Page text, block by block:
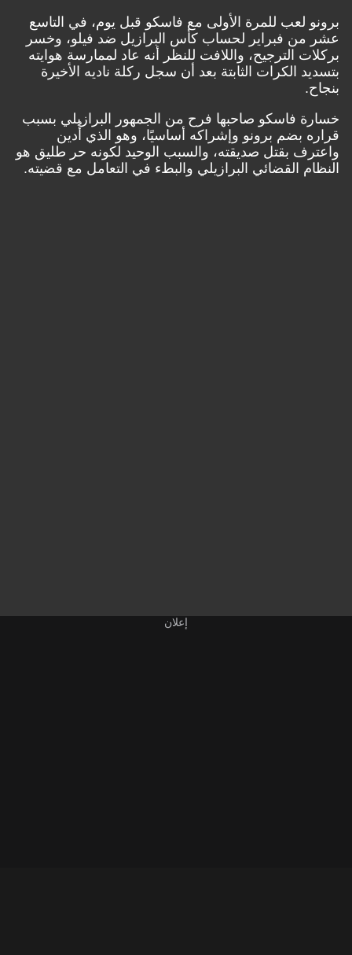
برونو لعب للمرة الأولى مع فاسكو قبل يوم، في التاسع
عشر من فبراير لحساب كأس البرازيل ضد فيلو، وخسر
بركلات الترجيح، واللافت للنظر أنه عاد لممارسة هوايته
بتسديد الكرات الثابتة بعد أن سجل ركلة ناديه الأخيرة
بنجاح.
خسارة فاسكو صاحبها فرح من الجمهور البرازيلي بسبب
قراره بضم برونو وإشراكه أساسيًا، وهو الذي أُدين
واعترف بقتل صديقته، والسبب الوحيد لكونه حر طليق هو
النظام القضائي البرازيلي والبطء في التعامل مع قضيته.